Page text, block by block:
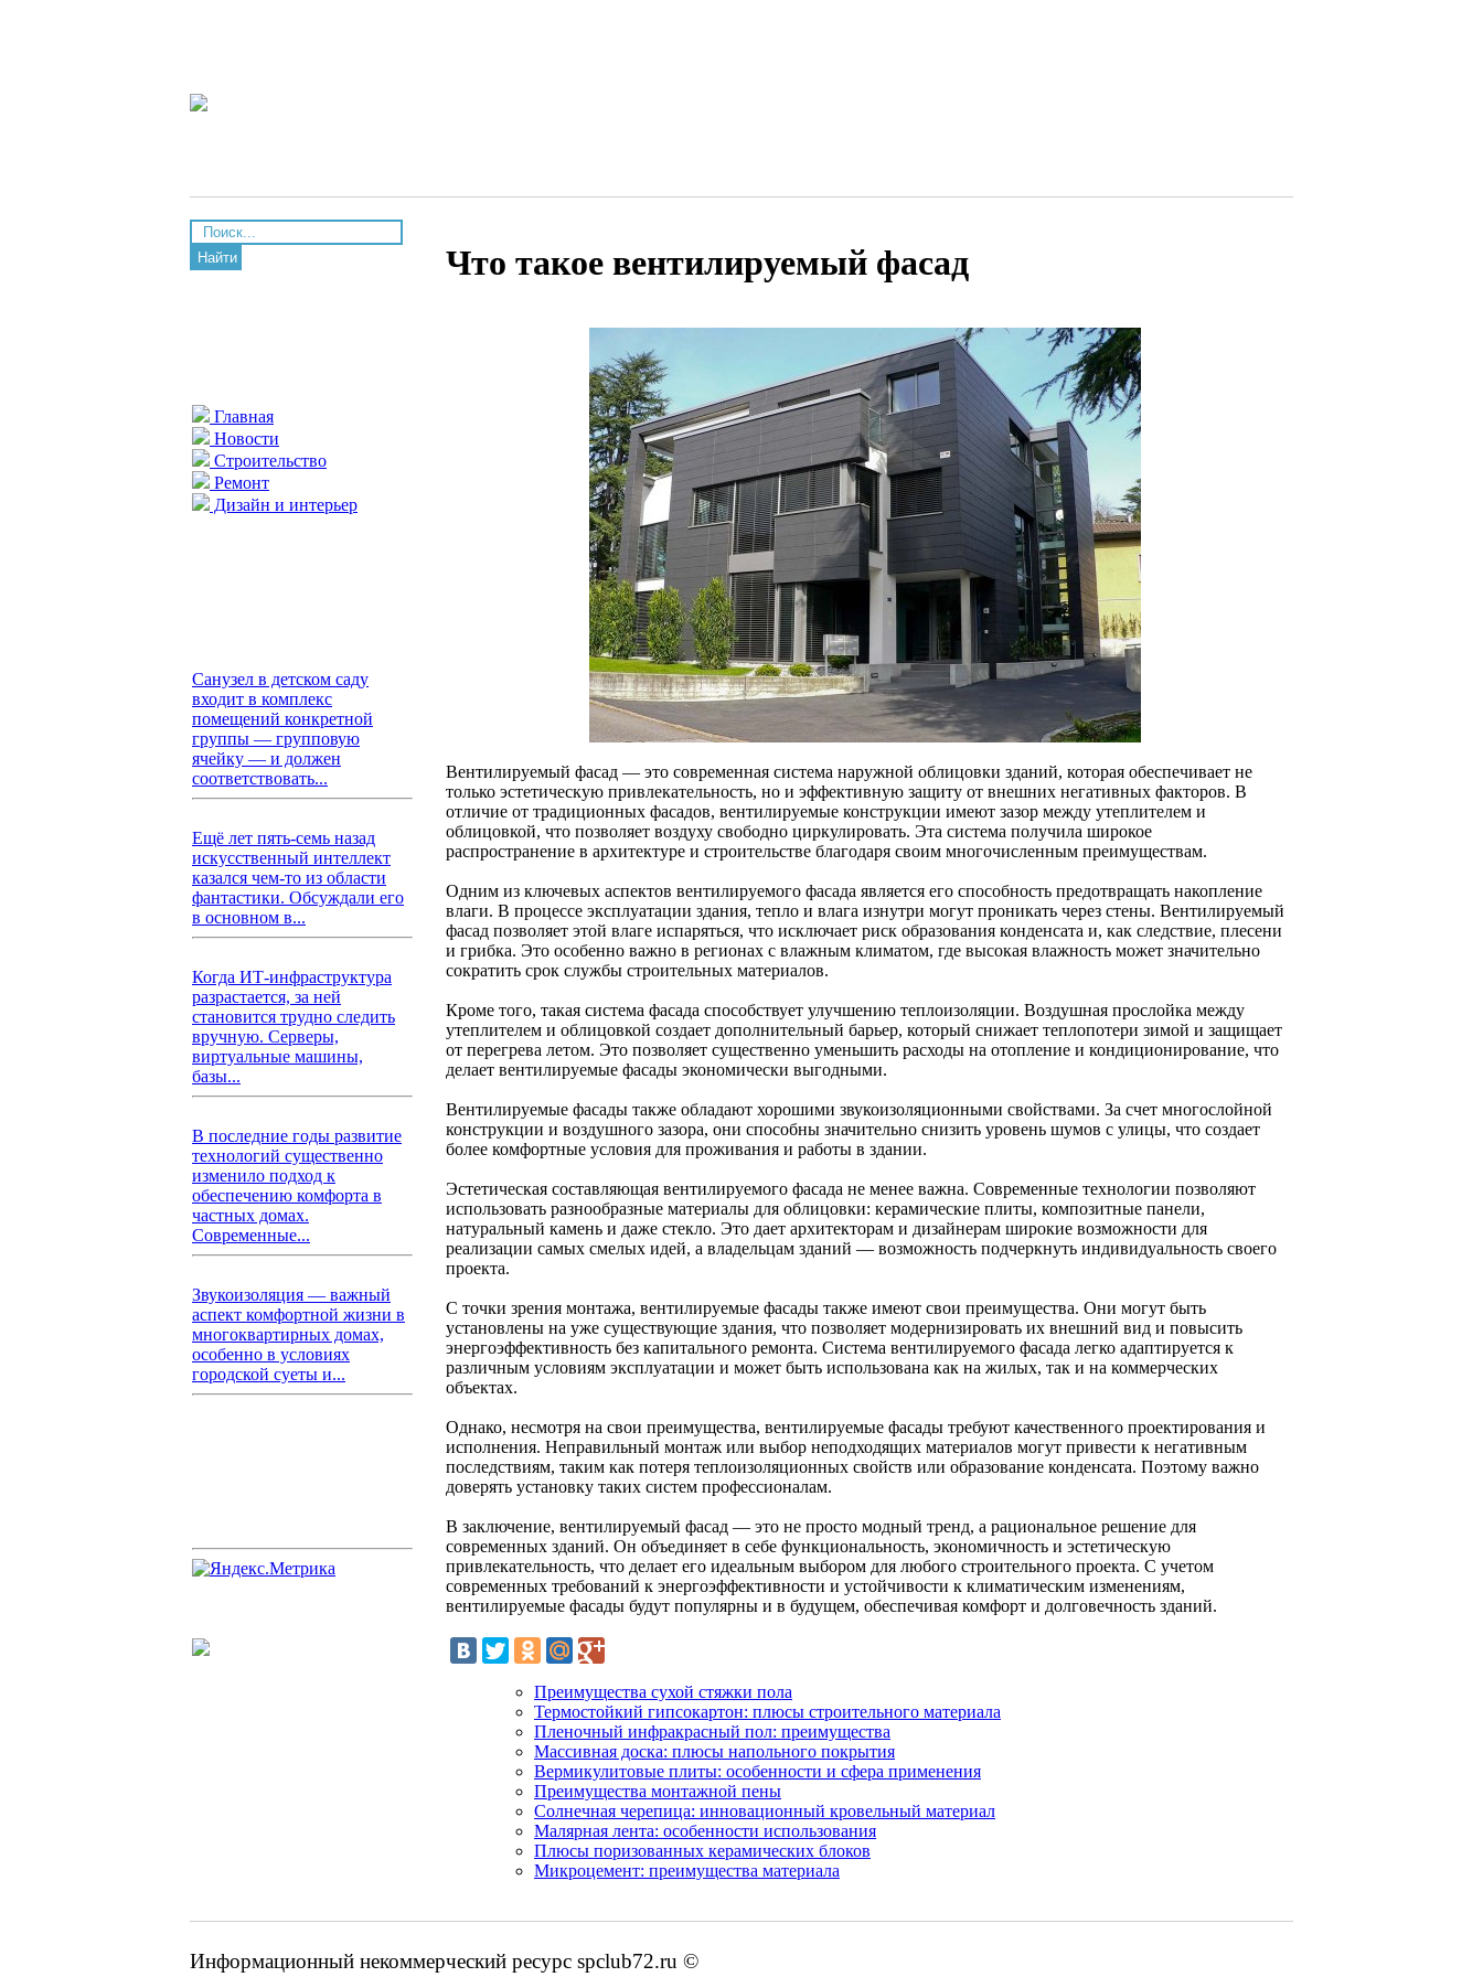
Найти
Главная
Новости
Строительство
Ремонт
Дизайн и интерьер
Санузел в детском саду
входит в комплекс
помещений конкретной
группы — групповую
ячейку — и должен
соответствовать...
Ещё лет пять-семь назад
искусственный интеллект
казался чем-то из области
фантастики. Обсуждали его
в основном в...
Когда ИТ-инфраструктура
разрастается, за ней
становится трудно следить
вручную. Серверы,
виртуальные машины,
базы...
В последние годы развитие
технологий существенно
изменило подход к
обеспечению комфорта в
частных домах.
Современные...
Звукоизоляция — важный
аспект комфортной жизни в
многоквартирных домах,
особенно в условиях
городской суеты и...
Что такое вентилируемый фасад
Вентилируемый фасад — это современная система наружной облицовки зданий, которая обеспечивает не
только эстетическую привлекательность, но и эффективную защиту от внешних негативных факторов. В
отличие от традиционных фасадов, вентилируемые конструкции имеют зазор между утеплителем и
облицовкой, что позволяет воздуху свободно циркулировать. Эта система получила широкое
распространение в архитектуре и строительстве благодаря своим многочисленным преимуществам.
Одним из ключевых аспектов вентилируемого фасада является его способность предотвращать накопление
влаги. В процессе эксплуатации здания, тепло и влага изнутри могут проникать через стены. Вентилируемый
фасад позволяет этой влаге испаряться, что исключает риск образования конденсата и, как следствие, плесени
и грибка. Это особенно важно в регионах с влажным климатом, где высокая влажность может значительно
сократить срок службы строительных материалов.
Кроме того, такая система фасада способствует улучшению теплоизоляции. Воздушная прослойка между
утеплителем и облицовкой создает дополнительный барьер, который снижает теплопотери зимой и защищает
от перегрева летом. Это позволяет существенно уменьшить расходы на отопление и кондиционирование, что
делает вентилируемые фасады экономически выгодными.
Вентилируемые фасады также обладают хорошими звукоизоляционными свойствами. За счет многослойной
конструкции и воздушного зазора, они способны значительно снизить уровень шумов с улицы, что создает
более комфортные условия для проживания и работы в здании.
Эстетическая составляющая вентилируемого фасада не менее важна. Современные технологии позволяют
использовать разнообразные материалы для облицовки: керамические плиты, композитные панели,
натуральный камень и даже стекло. Это дает архитекторам и дизайнерам широкие возможности для
реализации самых смелых идей, а владельцам зданий — возможность подчеркнуть индивидуальность своего
проекта.
С точки зрения монтажа, вентилируемые фасады также имеют свои преимущества. Они могут быть
установлены на уже существующие здания, что позволяет модернизировать их внешний вид и повысить
энергоэффективность без капитального ремонта. Система вентилируемого фасада легко адаптируется к
различным условиям эксплуатации и может быть использована как на жилых, так и на коммерческих
объектах.
Однако, несмотря на свои преимущества, вентилируемые фасады требуют качественного проектирования и
исполнения. Неправильный монтаж или выбор неподходящих материалов могут привести к негативным
последствиям, таким как потеря теплоизоляционных свойств или образование конденсата. Поэтому важно
доверять установку таких систем профессионалам.
В заключение, вентилируемый фасад — это не просто модный тренд, а рациональное решение для
современных зданий. Он объединяет в себе функциональность, экономичность и эстетическую
привлекательность, что делает его идеальным выбором для любого строительного проекта. С учетом
современных требований к энергоэффективности и устойчивости к климатическим изменениям,
вентилируемые фасады будут популярны и в будущем, обеспечивая комфорт и долговечность зданий.
Преимущества сухой стяжки пола
Термостойкий гипсокартон: плюсы строительного материала
Пленочный инфракрасный пол: преимущества
Массивная доска: плюсы напольного покрытия
Вермикулитовые плиты: особенности и сфера применения
Преимущества монтажной пены
Солнечная черепица: инновационный кровельный материал
Малярная лента: особенности использования
Плюсы поризованных керамических блоков
Микроцемент: преимущества материала
Информационный некоммерческий ресурс spclub72.ru ©